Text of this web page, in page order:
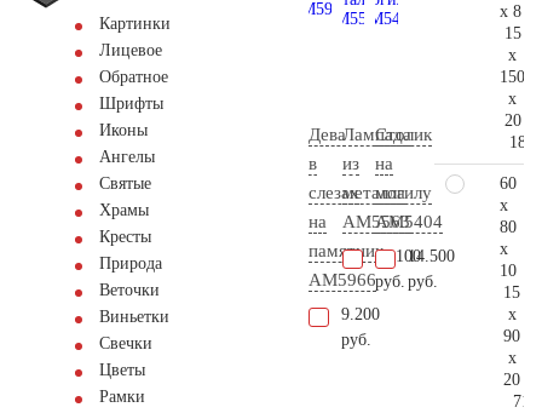
Картинки
Лицевое
Обратное
Шрифты
Иконы
Ангелы
Святые
Храмы
Кресты
Природа
Веточки
Виньетки
Свечки
Цветы
Рамки
Дева
в
слезах
на
памятник
AM5966
9.200
руб.
Лампада
из
металла
AM5563
11.100
руб.
Столик
на
могилу
AM5404
14.500
руб.
x 8
15
x
150
x
20
60
x
80
x
10
15
x
90
x
20